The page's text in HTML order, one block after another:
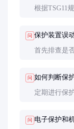
根据TSG11
问 保护装置误
首先排查是
问 如何判断保
定期进行保
问 电子保护和